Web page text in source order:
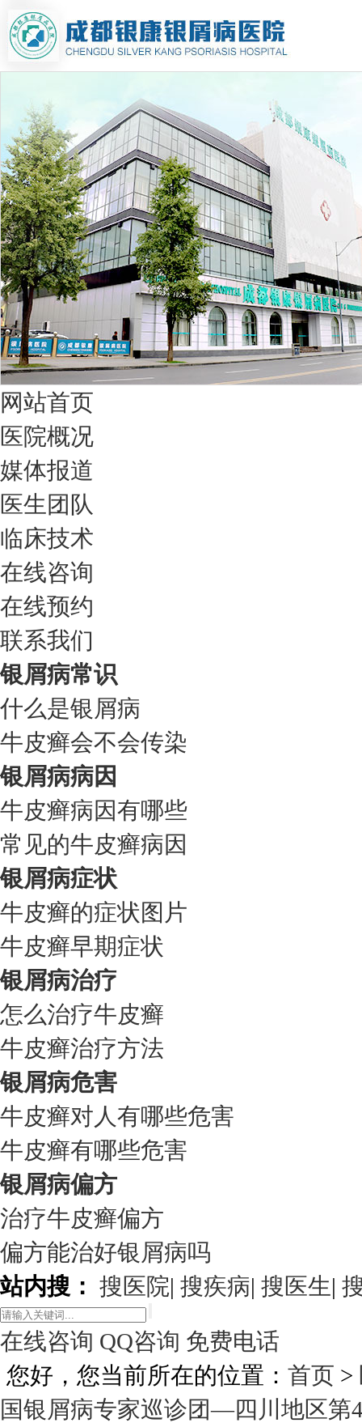
网站首页
医院概况
媒体报道
医生团队
临床技术
在线咨询
在线预约
联系我们
银屑病常识
什么是银屑病
牛皮癣会不会传染
银屑病病因
牛皮癣病因有哪些
常见的牛皮癣病因
银屑病症状
牛皮癣的症状图片
牛皮癣早期症状
银屑病治疗
怎么治疗牛皮癣
牛皮癣治疗方法
银屑病危害
牛皮癣对人有哪些危害
牛皮癣有哪些危害
银屑病偏方
治疗牛皮癣偏方
偏方能治好银屑病吗
站内搜： 搜医院| 搜疾病| 搜医生|
在线咨询 QQ咨询 免费电话
您好，您当前所在的位置： 首页 >
国银屑病专家巡诊团—四川地区第